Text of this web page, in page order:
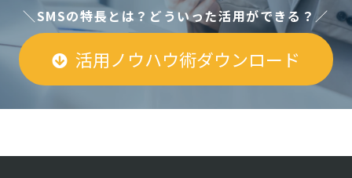
コラム
＼SMSの特長とは？どういった活用ができる？／
活用ノウハウ術ダウンロード